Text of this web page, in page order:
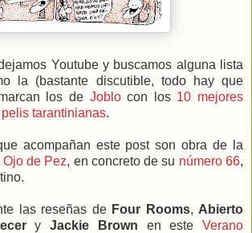
Youtube y buscamos alguna lista
la (bastante discutible, todo hay que
los de Joblocon los 10 mejores
tarantinianas.
acompañan este post son obra de la
Ojo de Pez, en concreto de su número 66,
las reseñas de Four Rooms, Abierto
y Jackie Brown en este Verano